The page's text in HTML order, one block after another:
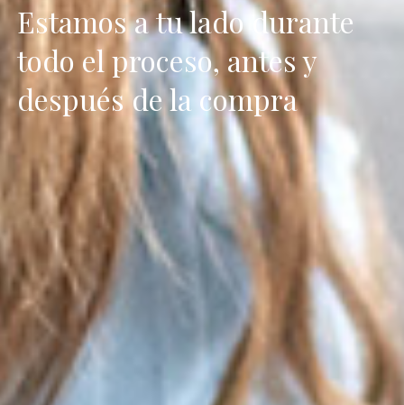
Estamos a tu lado durante
todo el proceso, antes y
después de la compra